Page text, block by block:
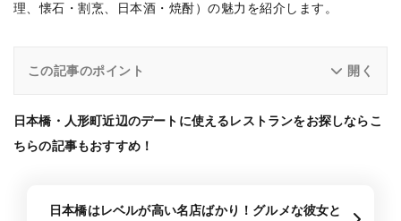
理、懐石・割烹、日本酒・焼酎）の魅力を紹介します。
この記事のポイント
日本橋・人形町近辺のデートに使えるレストランをお探しならこ
ちらの記事もおすすめ！
日本橋はレベルが高い名店ばかり！グルメな彼女と